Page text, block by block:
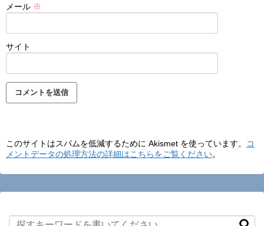
メール ※
サイト
このサイトはスパムを低減するために Akismet を使っています。
コ
メントデータの処理方法の詳細はこちらをご覧ください。